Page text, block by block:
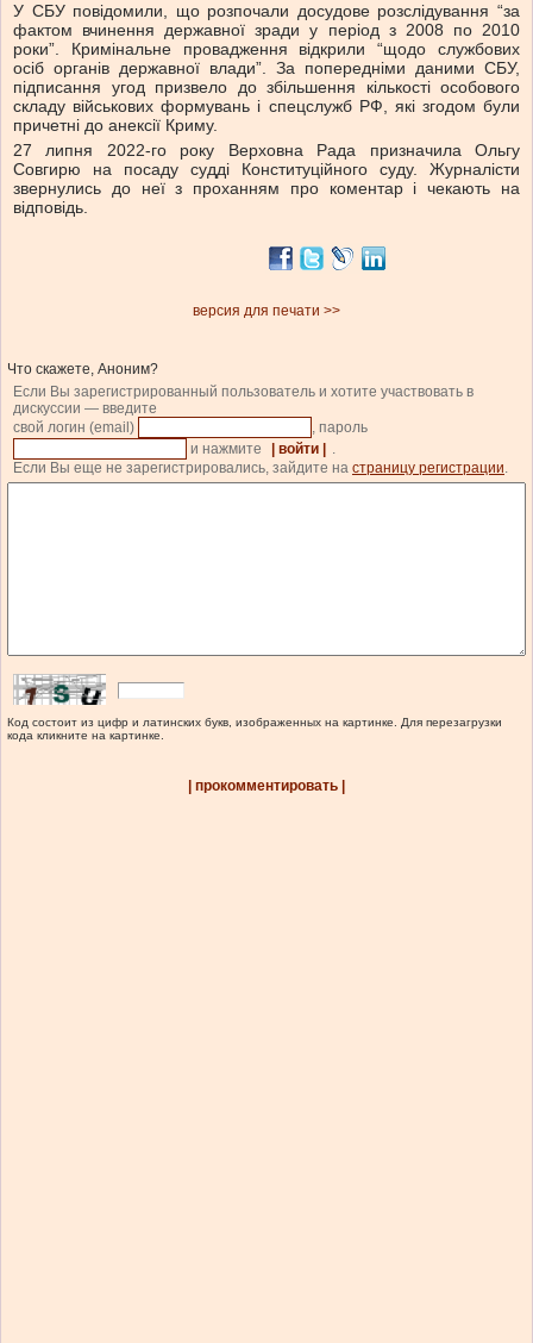
У СБУ повідомили, що розпочали досудове розслідування “за
фактом вчинення державної зради у період з 2008 по 2010
роки”. Кримінальне провадження відкрили “щодо службових
осіб органів державної влади”. За попередніми даними СБУ,
підписання угод призвело до збільшення кількості особового
складу військових формувань і спецслужб РФ, які згодом були
причетні до анексії Криму.
27 липня 2022-го року Верховна Рада призначила Ольгу
Совгирю на посаду судді Конституційного суду. Журналісти
звернулись до неї з проханням про коментар і чекають на
відповідь.
версия для печати >>
Что скажете, Аноним?
Если Вы зарегистрированный пользователь и хотите участвовать в
дискуссии — введите
свой логин (email)
, пароль
и нажмите
| войти |
.
Если Вы еще не зарегистрировались, зайдите на страницу регистрации.
Код состоит из цифр и латинских букв, изображенных на картинке. Для перезагрузки
кода кликните на картинке.
| прокомментировать |